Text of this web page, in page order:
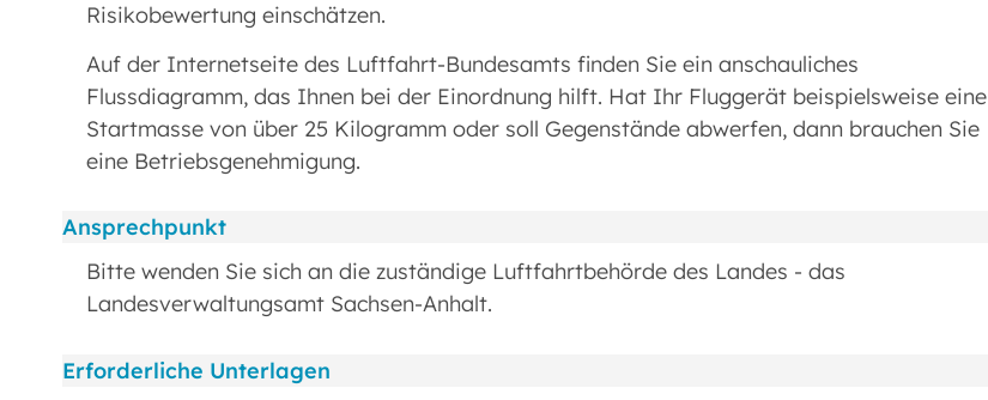
Risikobewertung einschätzen.
Auf der Internetseite des Luftfahrt-Bundesamts finden Sie ein anschauliches
Flussdiagramm, das Ihnen bei der Einordnung hilft. Hat Ihr Fluggerät beispielsweise eine
Startmasse von über 25 Kilogramm oder soll Gegenstände abwerfen, dann brauchen Sie
eine Betriebsgenehmigung.
Ansprechpunkt
Bitte wenden Sie sich an die zuständige Luftfahrtbehörde des Landes - das
Landesverwaltungsamt Sachsen-Anhalt.
Erforderliche Unterlagen